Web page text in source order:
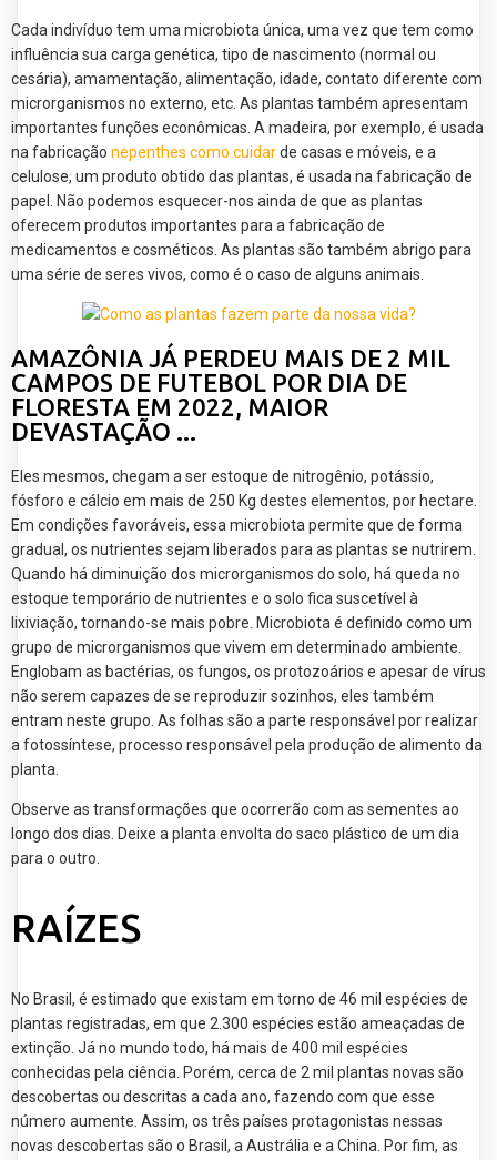
Cada indivíduo tem uma microbiota única, uma vez que tem como
influência sua carga genética, tipo de nascimento (normal ou
cesária), amamentação, alimentação, idade, contato diferente com
microrganismos no externo, etc. As plantas também apresentam
importantes funções econômicas. A madeira, por exemplo, é usada
na fabricação nepenthes como cuidarde casas e móveis, e a
celulose, um produto obtido das plantas, é usada na fabricação de
papel. Não podemos esquecer-nos ainda de que as plantas
oferecem produtos importantes para a fabricação de
medicamentos e cosméticos. As plantas são também abrigo para
uma série de seres vivos, como é o caso de alguns animais.
AMAZÔNIA JÁ PERDEU MAIS DE 2 MIL
CAMPOS DE FUTEBOL POR DIA DE
FLORESTA EM 2022, MAIOR
DEVASTAÇÃO ...
Eles mesmos, chegam a ser estoque de nitrogênio, potássio,
fósforo e cálcio em mais de 250 Kg destes elementos, por hectare.
Em condições favoráveis, essa microbiota permite que de forma
gradual, os nutrientes sejam liberados para as plantas se nutrirem.
Quando há diminuição dos microrganismos do solo, há queda no
estoque temporário de nutrientes e o solo fica suscetível à
lixiviação, tornando-se mais pobre. Microbiota é definido como um
grupo de microrganismos que vivem em determinado ambiente.
Englobam as bactérias, os fungos, os protozoários e apesar de vírus
não serem capazes de se reproduzir sozinhos, eles também
entram neste grupo. As folhas são a parte responsável por realizar
a fotossíntese, processo responsável pela produção de alimento da
planta.
Observe as transformações que ocorrerão com as sementes ao
longo dos dias. Deixe a planta envolta do saco plástico de um dia
para o outro.
RAÍZES
No Brasil, é estimado que existam em torno de 46 mil espécies de
plantas registradas, em que 2.300 espécies estão ameaçadas de
extinção. Já no mundo todo, há mais de 400 mil espécies
conhecidas pela ciência. Porém, cerca de 2 mil plantas novas são
descobertas ou descritas a cada ano, fazendo com que esse
número aumente. Assim, os três países protagonistas nessas
novas descobertas são o Brasil, a Austrália e a China. Por fim, as